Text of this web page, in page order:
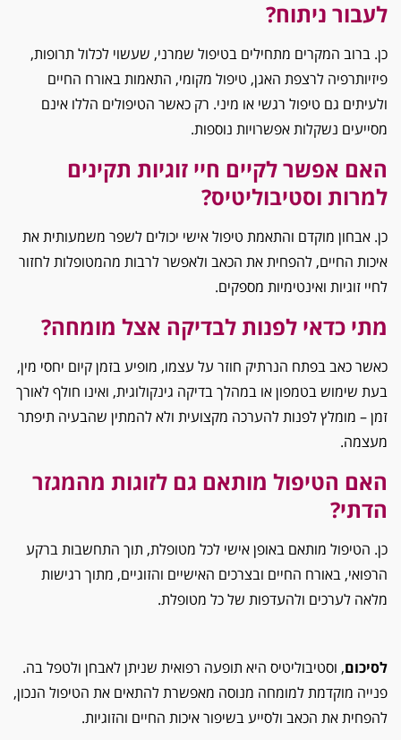
לעבור ניתוח?
כן. ברוב המקרים מתחילים בטיפול שמרני, שעשוי לכלול תרופות,
פיזיותרפיה לרצפת האגן, טיפול מקומי, התאמות באורח החיים
ולעיתים גם טיפול רגשי או מיני. רק כאשר הטיפולים הללו אינם
מסייעים נשקלות אפשרויות נוספות.
האם אפשר לקיים חיי זוגיות תקינים
למרות וסטיבוליטיס?
כן. אבחון מוקדם והתאמת טיפול אישי יכולים לשפר משמעותית את
איכות החיים, להפחית את הכאב ולאפשר לרבות מהמטופלות לחזור
לחיי זוגיות ואינטימיות מספקים.
מתי כדאי לפנות לבדיקה אצל מומחה?
כאשר כאב בפתח הנרתיק חוזר על עצמו, מופיע בזמן קיום יחסי מין,
בעת שימוש בטמפון או במהלך בדיקה גינקולוגית, ואינו חולף לאורך
זמן – מומלץ לפנות להערכה מקצועית ולא להמתין שהבעיה תיפתר
מעצמה.
האם הטיפול מותאם גם לזוגות מהמגזר
הדתי?
כן. הטיפול מותאם באופן אישי לכל מטופלת, תוך התחשבות ברקע
הרפואי, באורח החיים ובצרכים האישיים והזוגיים, מתוך רגישות
מלאה לערכים ולהעדפות של כל מטופלת.
לסיכום, וסטיבוליטיס היא תופעה רפואית שניתן לאבחן ולטפל בה.
פנייה מוקדמת למומחה מנוסה מאפשרת להתאים את הטיפול הנכון,
להפחית את הכאב ולסייע בשיפור איכות החיים והזוגיות.